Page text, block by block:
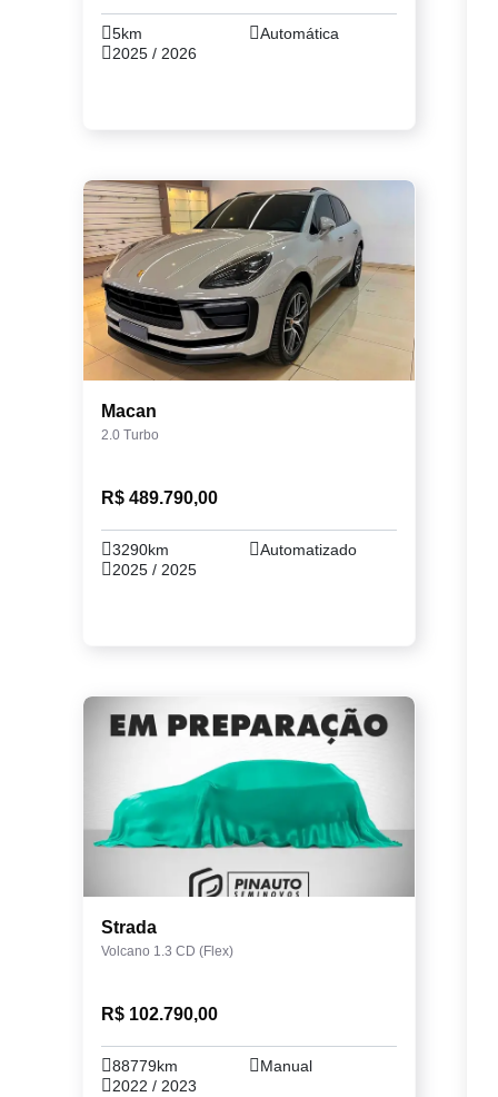
5km
Automática
2025 / 2026
Macan
2.0 Turbo
R$ 489.790,00
3290km
Automatizado
2025 / 2025
Strada
Volcano 1.3 CD (Flex)
R$ 102.790,00
88779km
Manual
2022 / 2023